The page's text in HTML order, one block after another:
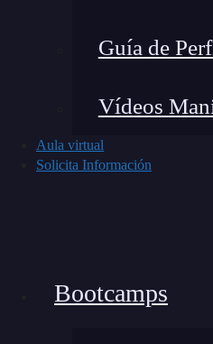
Guía de
Vídeos
Aula virtual
Solicita Información
Bootcamps